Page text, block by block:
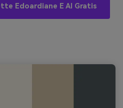
Edoardiane E AI Gratis